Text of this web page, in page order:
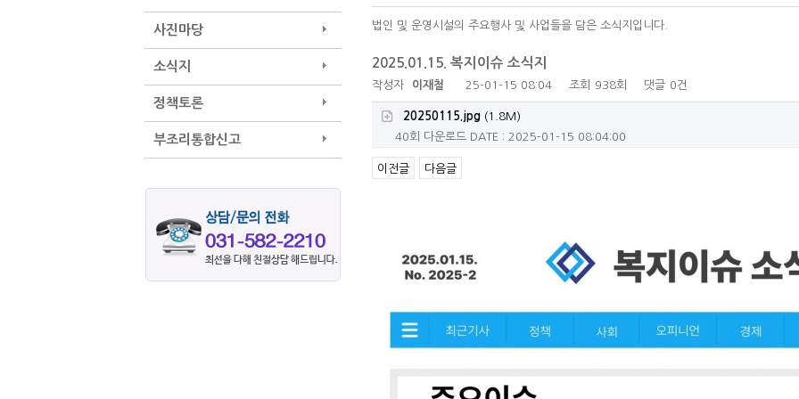
사진마당
소식지
정책토론
부조리통합신고
법인 및 운영시설의 주요행사 및 사업들을 담은 소식지입니다.
2025.01.15. 복지이슈 소식지
작성자 이재철 25-01-15 08:04 조회 938회 댓글 0건
20250115.jpg (1.8M)
40회 다운로드 DATE : 2025-01-15 08:04:00
이전글 다음글